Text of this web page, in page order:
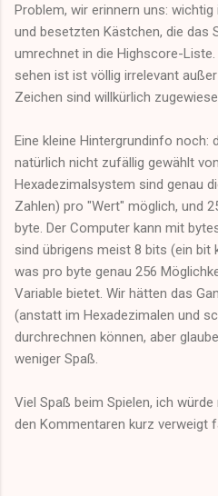
Problem, wir erinnern uns:
und besetzten Kästchen, die das
umrechnet in die Highscore-
sehen ist ist völlig irrelevant
Zeichen sind willkürlich
Eine kleine Hintergrundinfo noch:
natürlich nicht zufällig gewählt
Hexadezimalsystem sind genau
Zahlen) pro "Wert" möglich, und
byte. Der Computer kann mit
sind übrigens meist 8 bits (ein bit
was pro byte genau 256
Variable bietet. Wir hätten das
(anstatt im Hexadezimalen und
durchrechnen können, aber
weniger Spaß.
Viel Spaß beim Spielen, ich
den Kommentaren kurz verweigt